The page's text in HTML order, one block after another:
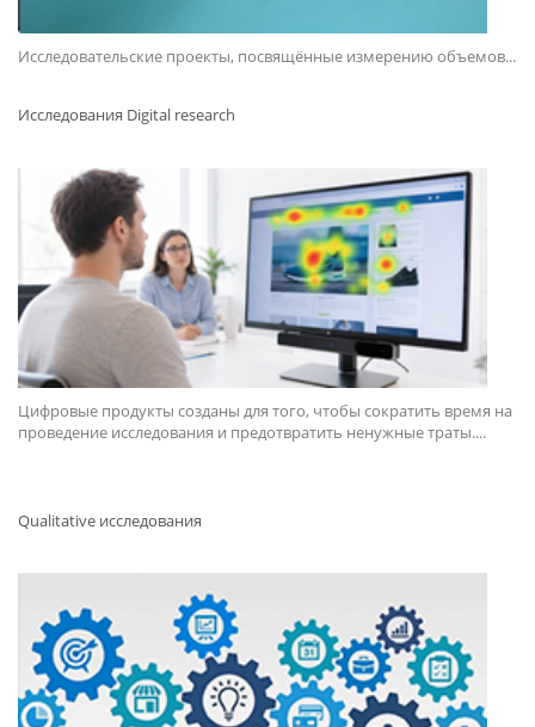
Исследовательские проекты, посвящённые измерению объемов...
Исследования Digital research
Цифровые продукты созданы для того, чтобы сократить время на
проведение исследования и предотвратить ненужные траты....
Qualitative исследования